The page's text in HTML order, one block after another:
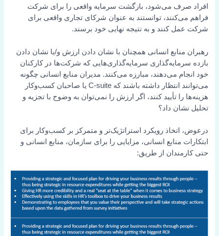
افراد صرف می‌شود، بازگشت سرمایه واقعی را برای شرکت
فراهم می‌کنند، توانستند به عنوان شرکای تجاری واقعی برای
شرکت عمل کنند و به نتیجه نهایی خود برسند.
رهبران منابع انسانی همچنان با نشان دادن ارزش و/یا نشان دادن
بازده سرمایه‌گذاری سرمایه‌گذاری‌هایی که شرکت‌ها در کارکنان
خود انجام می‌دهند، مبارزه می‌کنند. مدیران منابع انسانی چگونه
می‌توانند انتظار داشته باشند که C-suite یا صاحبان کسب‌وکار
هزینه‌ها را تأیید کنند، اگر ارزش را نمی‌توان به وضوح با تجزیه و
تحلیل نشان داد؟
درعوض، اتخاذ رویکرد استراتژیک‌تر و متمرکز بر کسب‌وکار برای
ابتکارات منابع انسانی، مزایایی را برای سازمان، منابع انسانی و
حتی کارمندان از طریق: